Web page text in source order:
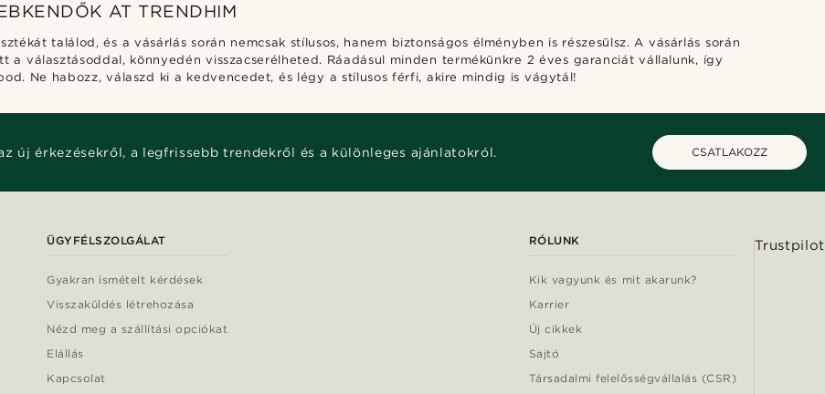
AT TRENDHIM
találod, és a vásárlás során nemcsak stílusos, hanem biztonságos élményben is részesülsz. A vásárlás során
választásoddal, könnyedén visszacserélheted. Ráadásul minden termékünkre 2 éves garanciát vállalunk, így
Ne habozz, válaszd ki a kedvencedet, és légy a stílusos férfi, akire mindig is vágytál!
új érkezésekről, a legfrissebb trendekről és a különleges ajánlatokról. CSATLAKOZZ
ÜGYFÉLSZOLGÁLAT
Gyakran ismételt kérdések
Visszaküldés létrehozása
Nézd meg a szállítási opciókat
Elállás
Kapcsolat
RÓLUNK
Kik vagyunk és mit akarunk?
Karrier
Új cikkek
Sajtó
Társadalmi felelősségvállalás (CSR)
Trustpilot